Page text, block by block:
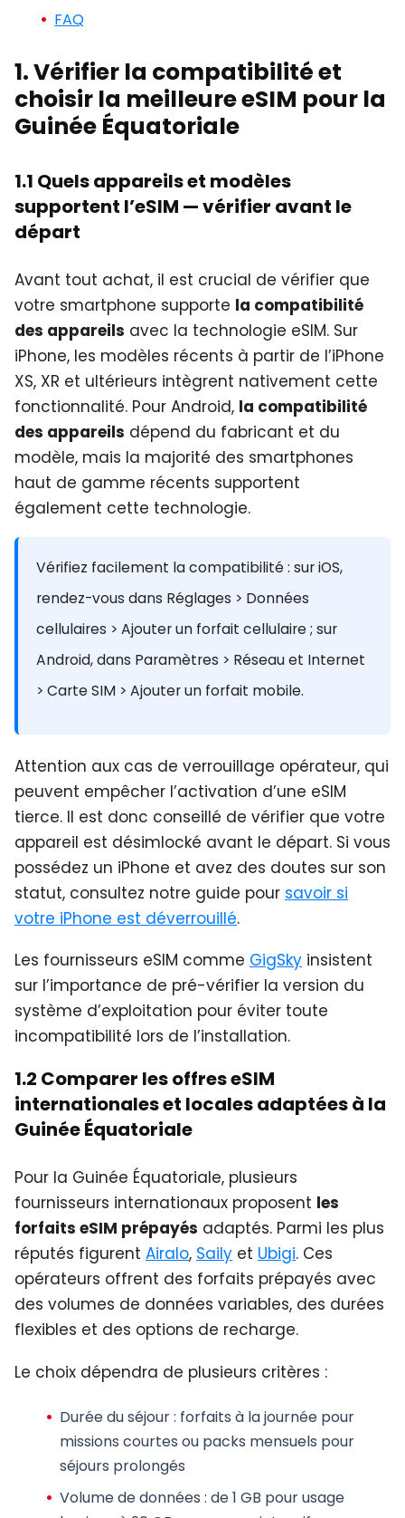
FAQ
1. Vérifier la compatibilité et
choisir la meilleure eSIM pour la
Guinée Équatoriale
1.1 Quels appareils et modèles
supportent l’eSIM — vérifier avant le
départ
Avant tout achat, il est crucial de vérifier que
votre smartphone supporte la compatibilité
des appareils avec la technologie eSIM. Sur
iPhone, les modèles récents à partir de l’iPhone
XS, XR et ultérieurs intègrent nativement cette
fonctionnalité. Pour Android, la compatibilité
des appareils dépend du fabricant et du
modèle, mais la majorité des smartphones
haut de gamme récents supportent
également cette technologie.
Vérifiez facilement la compatibilité : sur iOS,
rendez-vous dans Réglages > Données
cellulaires > Ajouter un forfait cellulaire ; sur
Android, dans Paramètres > Réseau et Internet
> Carte SIM > Ajouter un forfait mobile.
Attention aux cas de verrouillage opérateur, qui
peuvent empêcher l’activation d’une eSIM
tierce. Il est donc conseillé de vérifier que votre
appareil est désimlocké avant le départ. Si vous
possédez un iPhone et avez des doutes sur son
statut, consultez notre guide pour savoir si
votre iPhone est déverrouillé.
Les fournisseurs eSIM comme GigSky insistent
sur l’importance de pré-vérifier la version du
système d’exploitation pour éviter toute
incompatibilité lors de l’installation.
1.2 Comparer les offres eSIM
internationales et locales adaptées à la
Guinée Équatoriale
Pour la Guinée Équatoriale, plusieurs
fournisseurs internationaux proposent les
forfaits eSIM prépayés adaptés. Parmi les plus
réputés figurent Airalo, Saily et Ubigi. Ces
opérateurs offrent des forfaits prépayés avec
des volumes de données variables, des durées
flexibles et des options de recharge.
Le choix dépendra de plusieurs critères :
Durée du séjour: forfaits à la journée pour
missions courtes ou packs mensuels pour
séjours prolongés
Volume de données : de 1 GB pour usage